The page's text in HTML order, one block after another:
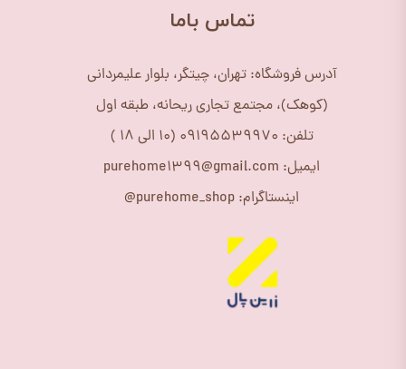
​تماس باما
آدرس فروشگاه: تهران، چیتگر، بلوار علیمردانی
(کوهک)، مجتمع تجاری ریحانه، طبقه اول
تلفن: 09195539970 (10 الی 18 )
ایمیل: purehome1399@gmail.com
اینستاگرام: purehome_shop@